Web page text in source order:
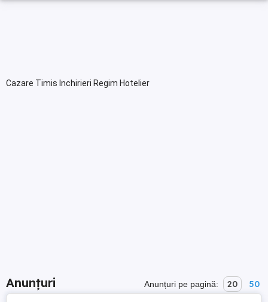
Cazare Timis Inchirieri Regim Hotelier
Anunțuri Anunțuri pe pagină: 20 50